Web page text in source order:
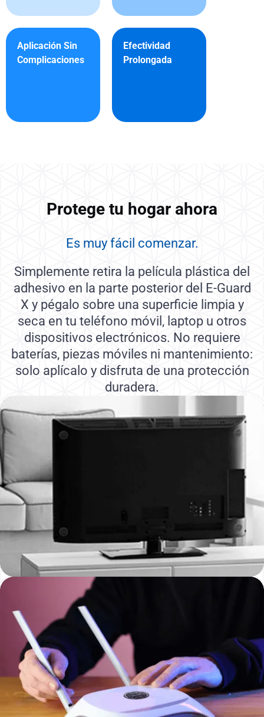
Aplicación Sin
Complicaciones
Efectividad
Prolongada
Protege tu hogar ahora
Es muy fácil comenzar.
Simplemente retira la película plástica del
adhesivo en la parte posterior del E-Guard
X y pégalo sobre una superficie limpia y
seca en tu teléfono móvil, laptop u otros
dispositivos electrónicos. No requiere
baterías, piezas móviles ni mantenimiento:
solo aplícalo y disfruta de una protección
duradera.